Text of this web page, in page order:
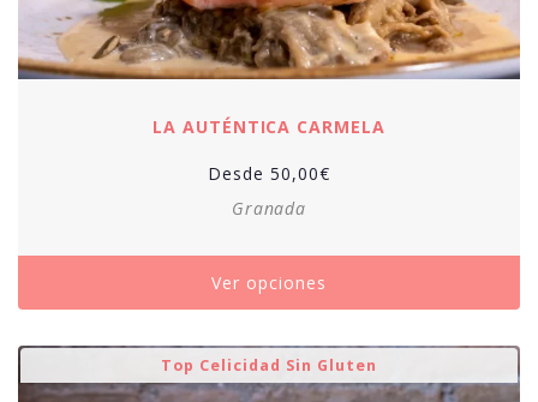
LA AUTÉNTICA CARMELA
Desde 50,00€
Granada
Ver opciones
Top Celicidad Sin Gluten